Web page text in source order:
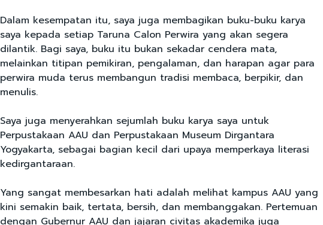
Dalam kesempatan itu, saya juga membagikan buku-buku karya
saya kepada setiap Taruna Calon Perwira yang akan segera
dilantik. Bagi saya, buku itu bukan sekadar cendera mata,
melainkan titipan pemikiran, pengalaman, dan harapan agar para
perwira muda terus membangun tradisi membaca, berpikir, dan
menulis.
Saya juga menyerahkan sejumlah buku karya saya untuk
Perpustakaan AAU dan Perpustakaan Museum Dirgantara
Yogyakarta, sebagai bagian kecil dari upaya memperkaya literasi
kedirgantaraan.
Yang sangat membesarkan hati adalah melihat kampus AAU yang
kini semakin baik, tertata, bersih, dan membanggakan. Pertemuan
dengan Gubernur AAU dan jajaran civitas akademika juga